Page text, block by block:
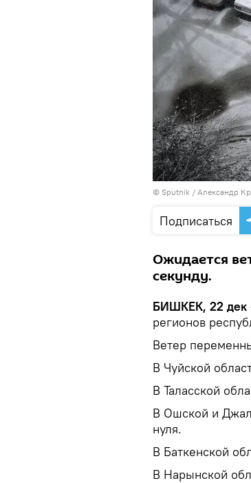
© Sputnik / Александр
Подписаться
Ожидается
секунду.
БИШКЕК, 22 дек
регионов
Ветер
В Чуйской
В Таласской
В Ошской и
нуля.
В Баткенской
В Нарынской